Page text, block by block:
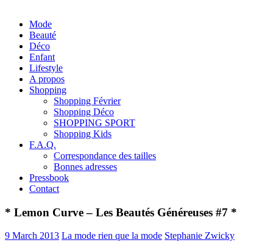
Mode
Beauté
Déco
Enfant
Lifestyle
A propos
Shopping
Shopping Février
Shopping Déco
SHOPPING SPORT
Shopping Kids
F.A.Q.
Correspondance des tailles
Bonnes adresses
Pressbook
Contact
* Lemon Curve – Les Beautés Généreuses #7 *
9 March 2013 La mode rien que la mode Stephanie Zwicky